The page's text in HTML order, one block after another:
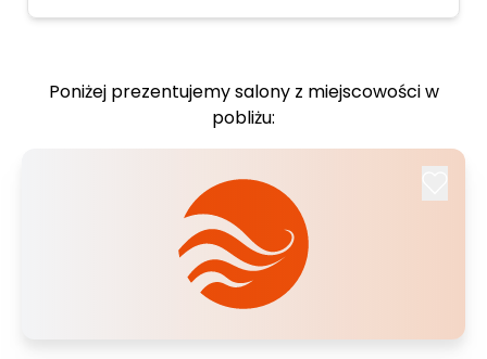
Poniżej prezentujemy salony z miejscowości w
pobliżu: